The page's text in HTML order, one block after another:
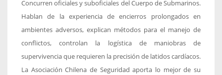
Concurren oficiales y suboficiales del Cuerpo de Submarinos.
Hablan de la experiencia de encierros prolongados en
ambientes adversos, explican métodos para el manejo de
conflictos, controlan la logística de maniobras de
supervivencia que requieren la precisión de latidos cardíacos.
La Asociación Chilena de Seguridad aporta lo mejor de su